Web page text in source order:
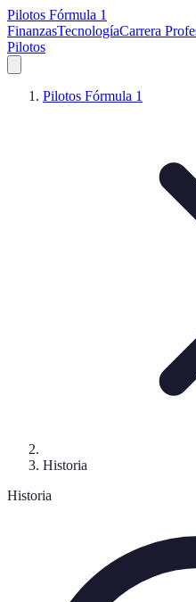
Pilotos Fórmula 1
FinanzasTecnologíaCarrera
Pilotos
Pilotos Fórmula 1
Historia
Historia